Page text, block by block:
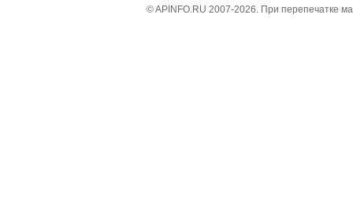
© APINFO.RU 2007-2026. При перепечатке